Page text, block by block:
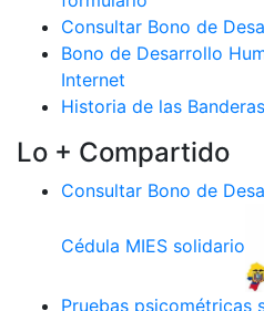
Consultar Bono de
Bono de Desarrollo
Internet
Historia de las
Lo + Compartido
Consultar Bono de
Cédula MIES solidario
Pruebas psicométricas